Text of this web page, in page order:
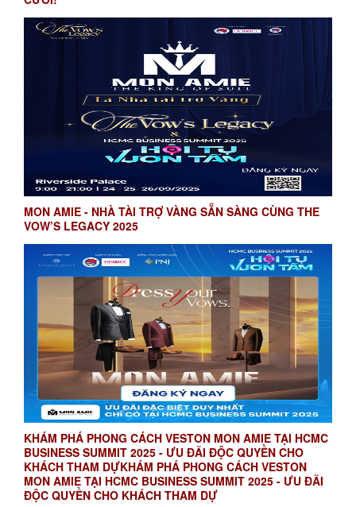
MON AMIE - NHÀ TÀI TRỢ VÀNG SẴN SÀNG CÙNG THE
VOW’S LEGACY 2025
KHÁM PHÁ PHONG CÁCH VESTON MON AMIE TẠI HCMC
BUSINESS SUMMIT 2025 - ƯU ĐÃI ĐỘC QUYỀN CHO
KHÁCH THAM DỰKHÁM PHÁ PHONG CÁCH VESTON
MON AMIE TẠI HCMC BUSINESS SUMMIT 2025 - ƯU ĐÃI
ĐỘC QUYỀN CHO KHÁCH THAM DỰ